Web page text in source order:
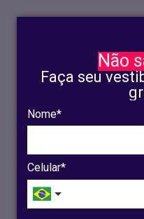
Não
Faça seu
Nome*
Celular*